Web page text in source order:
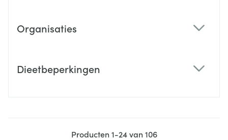
Organisaties
Dieetbeperkingen
Producten1-24van106